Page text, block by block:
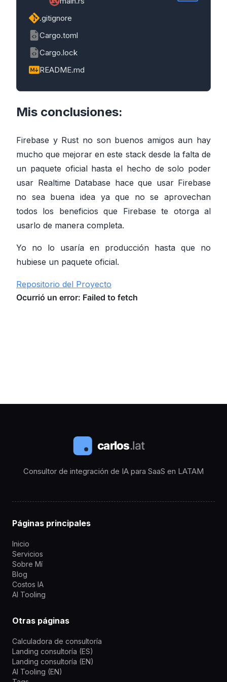
.gitignore
Cargo.toml
Cargo.lock
README.md
Mis conclusiones:
Firebase y Rust no son buenos amigos aun hay
mucho que mejorar en este stack desde la falta de
un paquete oficial hasta el hecho de solo poder
usar Realtime Database hace que usar Firebase
no sea buena idea ya que no se aprovechan
todos los beneficios que Firebase te otorga al
usarlo de manera completa.
Yo no lo usaría en producción hasta que no
hubiese un paquete oficial.
Repositorio del Proyecto
Consultor de integración de IA para SaaS en LATAM
Páginas principales
Inicio
Servicios
Sobre Mí
Blog
Costos IA
AI Tooling
Otras páginas
Calculadora de consultoría
Landing consultoría (ES)
Landing consultoría (EN)
AI Tooling (EN)